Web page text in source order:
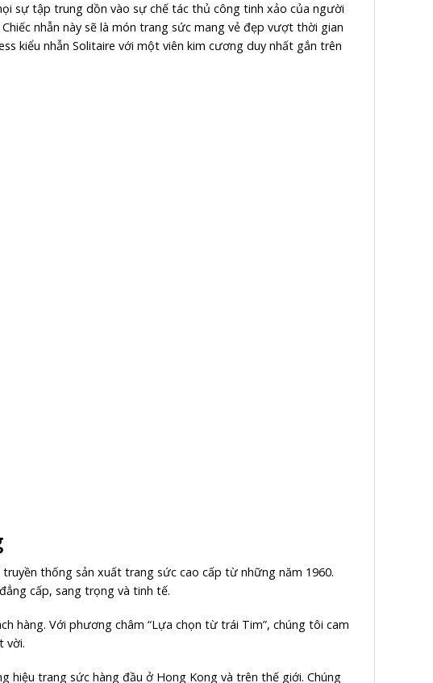
sự tập trung dồn vào sự chế tác thủ công tinh xảo của người
nhẫn này sẽ là món trang sức mang vẻ đẹp vượt thời gian
kiểu nhẫn Solitaire với một viên kim cương duy nhất gắn trên
thống sản xuất trang sức cao cấp từ những năm 1960.
cấp, sang trọng và tinh tế.
hàng. Với phương châm “Lựa chọn từ trái Tim”, chúng tôi cam
vời.
trang sức hàng đầu ở Hong Kong và trên thế giới. Chúng